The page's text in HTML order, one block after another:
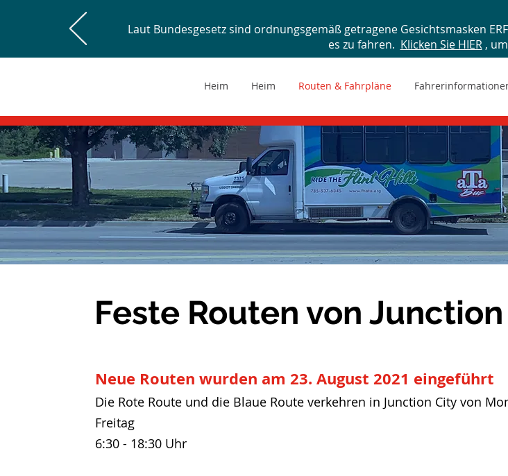
Laut Bundesgesetz sind ordnungsgemäß getragene Gesichtsmasken
es zu fahren. Klicken Sie HIER,
Heim Heim Routen & Fahrpläne
Feste Routen von
Neue Routen wurden am 23. August 2021 eingeführt
Die Rote Route und die Blaue Route verkehren in Junction City von
Freitag
6:30 - 18:30 Uhr